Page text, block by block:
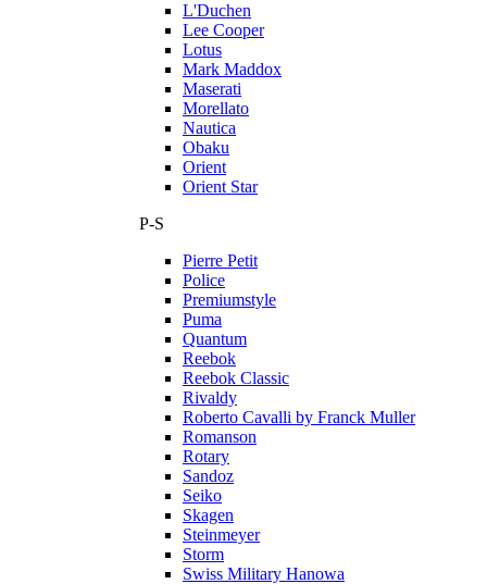
L'Duchen
Lee Cooper
Lotus
Mark Maddox
Maserati
Morellato
Nautica
Obaku
Orient
Orient Star
P-S
Pierre Petit
Police
Premiumstyle
Puma
Quantum
Reebok
Reebok Classic
Rivaldy
Roberto Cavalli by Franck Muller
Romanson
Rotary
Sandoz
Seiko
Skagen
Steinmeyer
Storm
Swiss Military Hanowa